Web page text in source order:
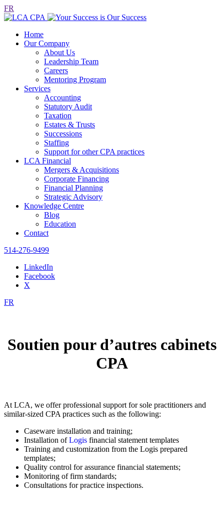
FR
Home
Our Company
About Us
Leadership Team
Careers
Mentoring Program
Services
Accounting
Statutory Audit
Taxation
Estates & Trusts
Successions
Staffing
Support for other CPA practices
LCA Financial
Mergers & Acquisitions
Corporate Financing
Financial Planning
Strategic Advisory
Knowledge Centre
Blog
Education
Contact
514-276-9499
LinkedIn
Facebook
X
FR
Soutien pour d’autres cabinets
CPA
At LCA, we offer professional support for sole practitioners and
similar-sized CPA practices such as the following:
Caseware installation and training;
Installation ofLogis financial statement templates
Training and customization from the Logis prepared
templates;
Quality control for assurance financial statements;
Monitoring of firm standards;
Consultations for practice inspections.